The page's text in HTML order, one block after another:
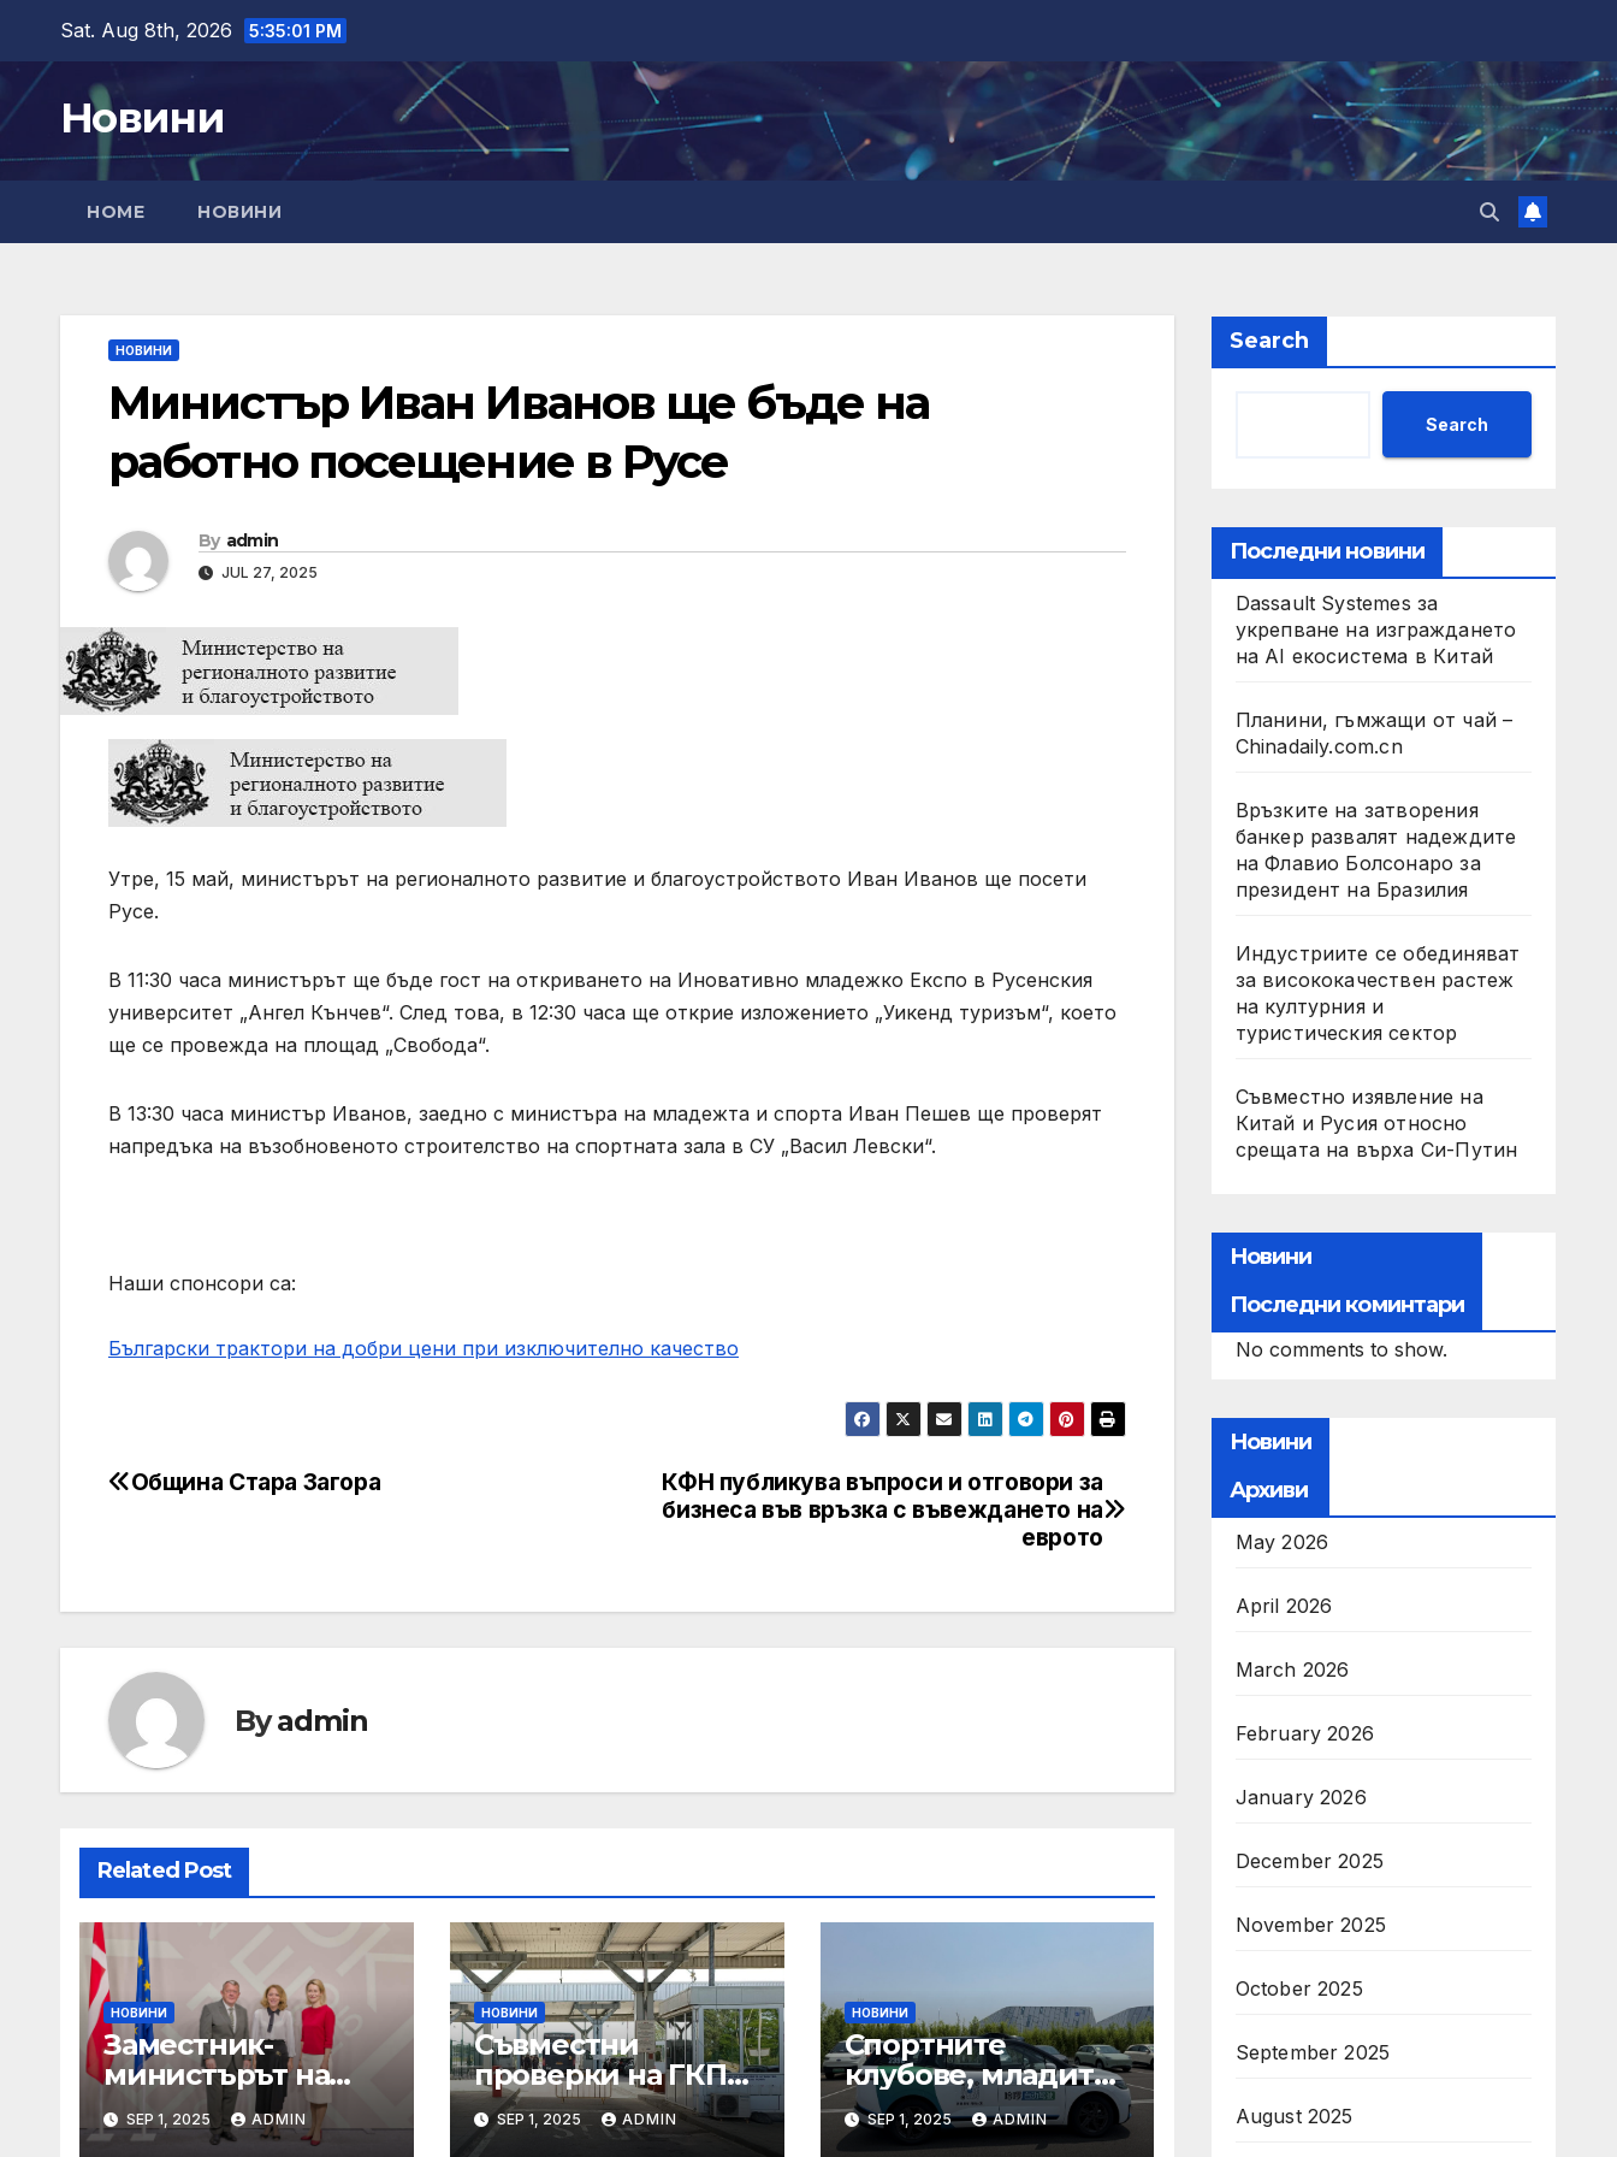
content
Sat. Aug 8th, 2026 5:35:02 PM
Новини
HOME НОВИНИ
НОВИНИ
Министър Иван Иванов ще бъде на
работно посещение в Русе
By admin
JUL 27, 2025
Утре, 15 май, министърът на регионалното развитие и благоустройството Иван Иванов ще посети
Русе.
В 11:30 часа министърът ще бъде гост на откриването на Иновативно младежко Експо в Русенския
университет „Ангел Кънчев“. След това, в 12:30 часа ще открие изложението „Уикенд туризъм“, което
ще се провежда на площад „Свобода“.
В 13:30 часа министър Иванов, заедно с министъра на младежта и спорта Иван Пешев ще проверят
напредъка на възобновеното строителство на спортната зала в СУ „Васил Левски“.
Наши спонсори са:
Български трактори на добри цени при изключително качество
Post
КФН публикува въпроси и отговори за
бизнеса във връзка с въвеждането на
еврото
Община Стара Загора
Byadmin
Related Post
НОВИНИ
Заместник-
министърът на
външните работи
Елена
SEP 1, 2025 ADMIN
НОВИНИ
Съвместни
проверки на ГКПП:
Министерството
на туризма и
SEP 1, 2025 ADMIN
НОВИНИ
Спортните
клубове, младите
ни атлети и
техните треньори
SEP 1, 2025 ADMIN
Search
Search
Последни новини
Dassault Systemes за
укрепване на изграждането
на AI екосистема в Китай
Планини, гъмжащи от чай –
Chinadaily.com.cn
Връзките на затворения
банкер развалят надеждите
на Флавио Болсонаро за
президент на Бразилия
Индустриите се обединяват
за висококачествен растеж
на културния и
туристическия сектор
Съвместно изявление на
Китай и Русия относно
срещата на върха Си-Путин
Новини
Последни коминтари
No comments to show.
Новини
Архиви
May 2026
April 2026
March 2026
February 2026
January 2026
December 2025
November 2025
October 2025
September 2025
August 2025